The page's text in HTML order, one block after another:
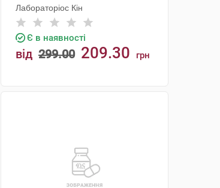
Лабораторіос Кін
Є в наявності
від 299.00 209.30 грн